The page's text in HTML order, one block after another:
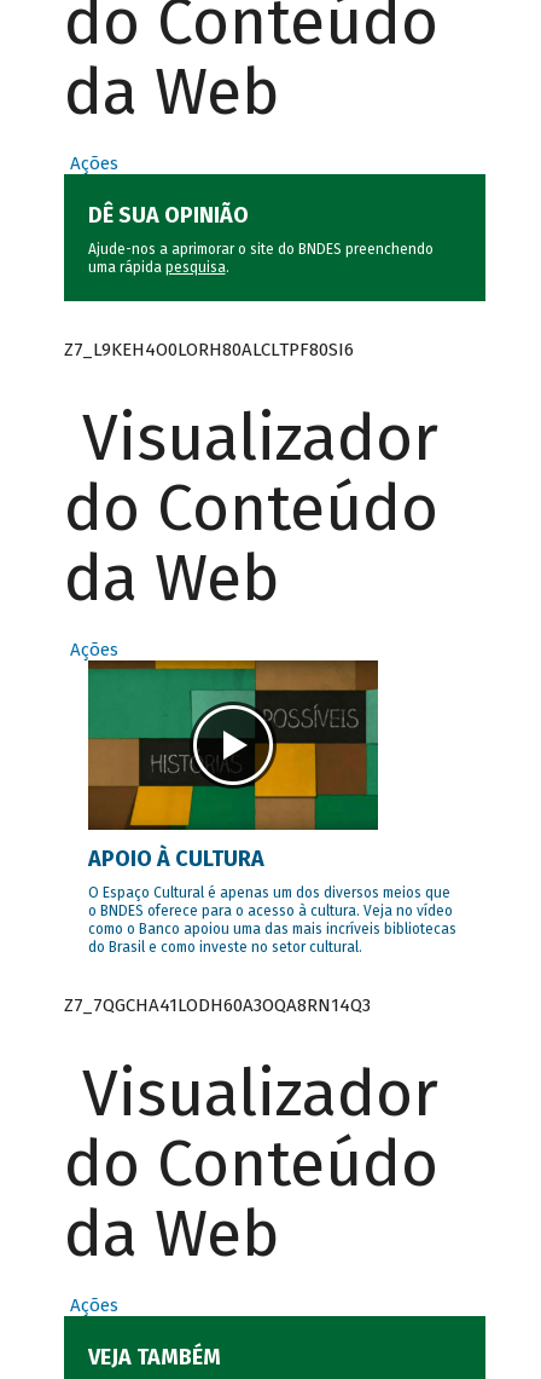
do Conteúdo
da Web
Ações
DÊ SUA OPINIÃO
Ajude-nos a aprimorar o site do BNDES preenchendo
uma rápida pesquisa.
Z7_L9KEH4O0LORH80ALCLTPF80SI6
Visualizador
do Conteúdo
da Web
Ações
APOIO À CULTURA
O Espaço Cultural é apenas um dos diversos meios que
o BNDES oferece para o acesso à cultura. Veja no vídeo
como o Banco apoiou uma das mais incríveis bibliotecas
do Brasil e como investe no setor cultural.
Z7_7QGCHA41LODH60A3OQA8RN14Q3
Visualizador
do Conteúdo
da Web
Ações
VEJA TAMBÉM